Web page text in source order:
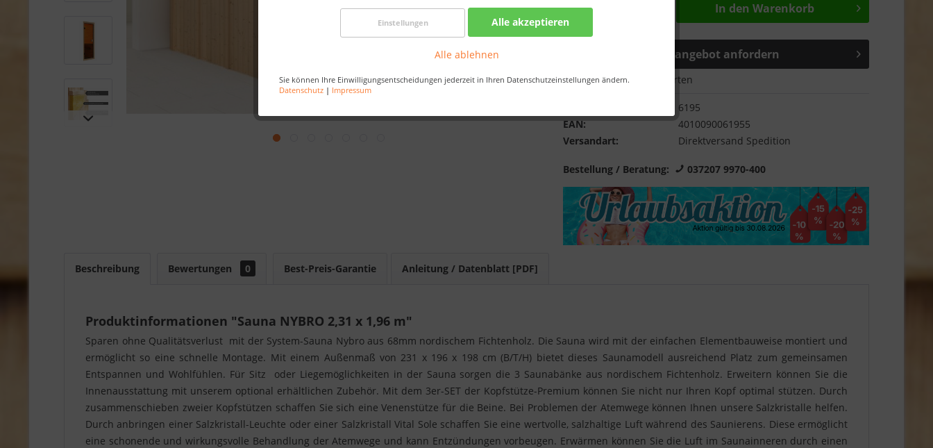
Einstellungen Alle akzeptieren
Alle ablehnen
Sie können Ihre Einwilligungsentscheidungen jederzeit in Ihren Datenschutzeinstellungen ändern.
Datenschutz | Impressum
In den Warenkorb
Sonderangebot anfordern
Merken Bewerten
6195
EAN:
4010090061955
Versandart:
Direktversand Spedition
Bestellung / Beratung: 037207 9970-400
Beschreibung Bewertungen 0 Best-Preis-Garantie Anleitung / Datenblatt [PDF]
Produktinformationen "Sauna NYBRO 2,31 x 1,96 m"
Sparen ohne Qualitätsverlust  mit der System-Sauna Nybro aus 68mm nordischem Fichtenholz. Die Sauna wird mit der einfachen Elementbauweise montiert und
ermöglicht so eine schnelle Montage. Mit einem Außenmaß von 231 x 196 x 198 cm (B/T/H) bietet dieses Saunamodell ausreichend Platz zum gemeinsamen
Entspannen und Wohlfühlen. Für Sitz  oder Liegemöglichkeiten in der Sauna sorgen die 3 Saunabänke aus nordischem Fichtenholz. Erweitern können Sie die
Innenausstattung mit unserem optional erhältlichen Zubehör. Mit dem 3er-SET der Kopfstütze-Premium können Sie nicht nur Ihren Kopf optimal stützen. Durch
zusammenschieben zweier Kopfstützen schaffen Sie sich eine Venenstütze für die Beine. Bei Problemen der Atemwege können Ihnen unsere Salzkristalle helfen.
Durch anbringen einer Salzkristall-Leuchte oder einer Salzkristall Vital Sole schaffen Sie eine wertvolle, salzhaltige Luft während des Saunierens. Diese ermöglicht
eine schonende und wirkungsvolle Behandlung der Atemwege und kann Entzündungen vorbeugen. Erwärmen können Sie die Luft im Saunainneren durch einen